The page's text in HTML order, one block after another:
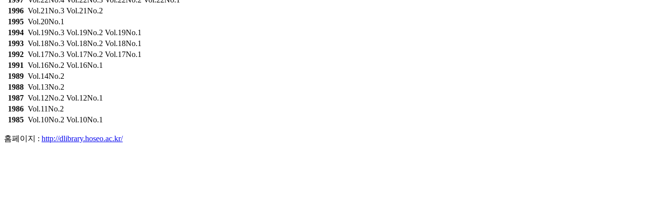
1996 Vol.21No.3 Vol.21No.2
1995 Vol.20No.1
1994 Vol.19No.3 Vol.19No.2 Vol.19No.1
1993 Vol.18No.3 Vol.18No.2 Vol.18No.1
1992 Vol.17No.3 Vol.17No.2 Vol.17No.1
1991 Vol.16No.2 Vol.16No.1
1989 Vol.14No.2
1988 Vol.13No.2
1987 Vol.12No.2 Vol.12No.1
1986 Vol.11No.2
1985 Vol.10No.2 Vol.10No.1
홈페이지 : http://dlibrary.hoseo.ac.kr/